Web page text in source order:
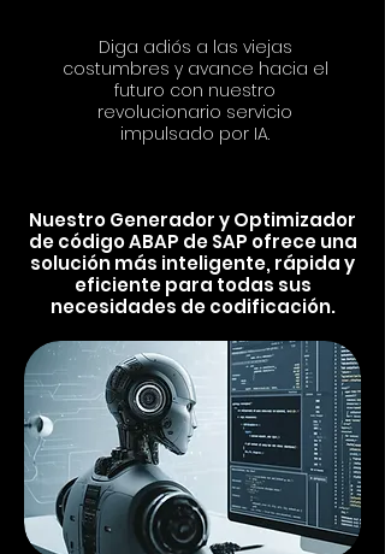
Diga adiós a las viejas
costumbres y avance hacia el
futuro con nuestro
revolucionario servicio
impulsado por IA.
Nuestro Generador y Optimizador
de código ABAP de SAP ofrece una
solución más inteligente, rápida y
eficiente para todas sus
necesidades de codificación.